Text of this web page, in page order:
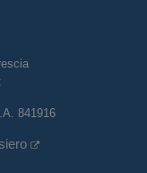
841916